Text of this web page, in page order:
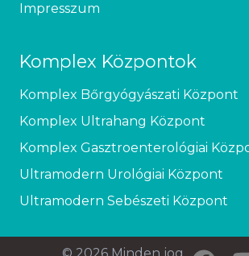
Impresszum
Komplex Központok
Komplex Bőrgyógyászati Központ
Komplex Ultrahang Központ
Komplex Gasztroenterológiai
Ultramodern Urológiai Központ
Ultramodern Sebészeti Központ